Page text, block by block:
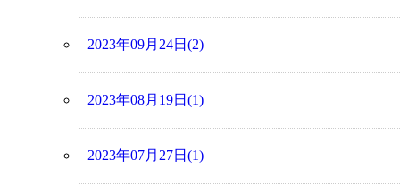
2023年09月24日(2)
2023年08月19日(1)
2023年07月27日(1)